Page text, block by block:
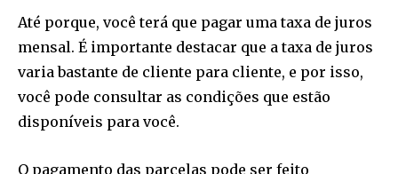
Até porque, você terá que pagar uma taxa de juros
mensal. É importante destacar que a taxa de juros
varia bastante de cliente para cliente, e por isso,
você pode consultar as condições que estão
disponíveis para você.
O pagamento das parcelas pode ser feito